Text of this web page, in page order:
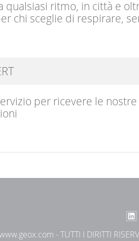
qualsiasi ritmo, in città e
chi sceglie di respirare,
per ricevere le nostre
- TUTTI I DIRITTI